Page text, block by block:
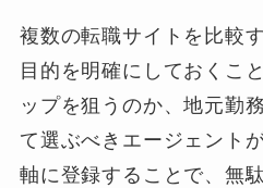
複数の転職サイトを比較
目的を明確にしておくこ
ップを狙うのか、地元勤
て選ぶべきエージェント
軸に登録することで、無